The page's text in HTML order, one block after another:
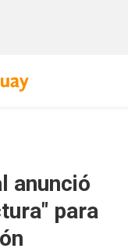
anunció
para